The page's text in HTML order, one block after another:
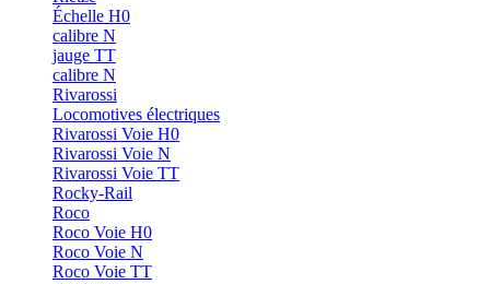
Échelle H0
calibre N
jauge TT
calibre N
Rivarossi
Locomotives électriques
Rivarossi Voie H0
Rivarossi Voie N
Rivarossi Voie TT
Rocky-Rail
Roco
Roco Voie H0
Roco Voie N
Roco Voie TT